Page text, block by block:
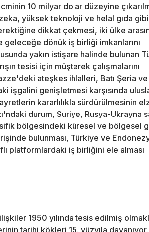
10 milyar dolar düzeyine
yüksek teknoloji ve helal gıda gibi
dikkat çekmesi, iki ülke
dönük iş birliği imkanlarını
yakın istişare halinde bulunan
tesisi için müşterek çalışmalarını
ateşkes ihlalleri, Batı Şeria ve
genişletmesi karşısında
kararlılıkla sürdürülmesinin
durum, Suriye, Rusya-Ukrayna
bölgesindeki küresel ve bölgesel
bulunması, Türkiye ve
platformlardaki iş birliğini ele alması
1950 yılında tesis edilmiş
tarihi kökleri 15. yüzyıla